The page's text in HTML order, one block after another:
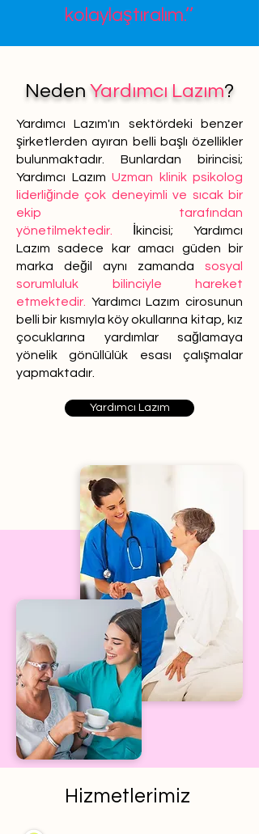
kolaylaştıralım.’’
Neden Yardımcı Lazım?
Yardımcı Lazım'ın sektördeki benzer
şirketlerden ayıran belli başlı özellikler
bulunmaktadır. Bunlardan birincisi;
Yardımcı Lazım Uzman klinik psikolog
liderliğinde çok deneyimli ve sıcak bir
ekip tarafından
yönetilmektedir.
İkincisi; Yardımcı
Lazım sadece kar amacı güden bir
marka değil aynı zamanda sosyal
sorumluluk bilinciyle hareket
etmektedir.
Yardımcı Lazım cirosunun
belli bir kısmıyla köy okullarına kitap, kız
çocuklarına yardımlar sağlamaya
yönelik gönüllülük esası çalışmalar
yapmaktadır.
Yardımcı Lazım
Hizmetlerimiz